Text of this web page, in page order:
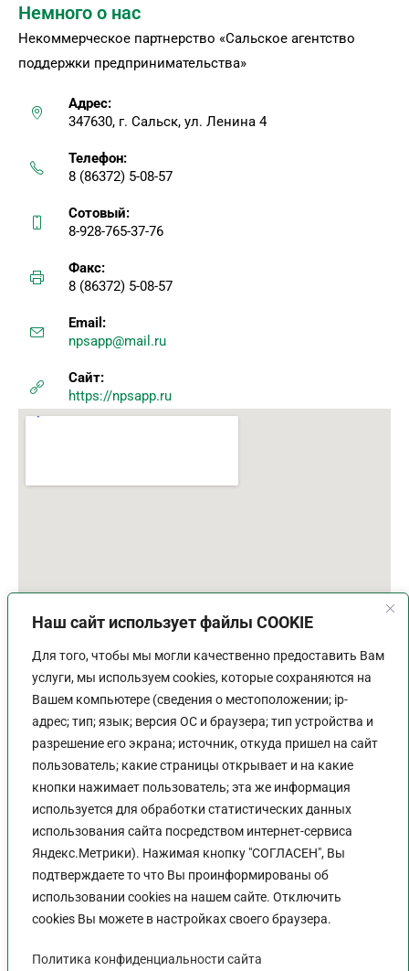
Наш сайт использует файлы COOKIE
Для того, чтобы мы могли качественно предоставить Вам
услуги, мы используем cookies, которые сохраняются на
Вашем компьютере (сведения о местоположении; ip-
адрес; тип; язык; версия ОС и браузера; тип устройства и
разрешение его экрана; источник, откуда пришел на сайт
пользователь; какие страницы открывает и на какие
кнопки нажимает пользователь; эта же информация
используется для обработки статистических данных
использования сайта посредством интернет-сервиса
Яндекс.Метрики). Нажимая кнопку "СОГЛАСЕН", Вы
подтверждаете то что Вы проинформированы об
использовании cookies на нашем сайте. Отключить
cookies Вы можете в настройках своего браузера.
Политика конфиденциальности сайта
Немного о нас
Некоммерческое партнерство «Сальское агентство
поддержки предпринимательства»
Адрес:
347630, г. Сальск, ул. Ленина 4
Телефон:
8 (86372) 5-08-57
Сотовый:
8-928-765-37-76
Факс:
8 (86372) 5-08-57
Email:
npsapp@mail.ru
Сайт:
https://npsapp.ru
График работы
Пн-Пт:9:00 - 18:00
Перерыв:13:00 - 14:00
Выходной:Сб - Вс